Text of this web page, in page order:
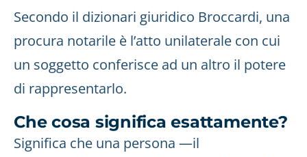
Secondo il dizionari giuridico Broccardi, una
procura notarile è l’atto unilaterale con cui
un soggetto conferisce ad un altro il potere
di rappresentarlo.
Che cosa significa esattamente?
Significa che una persona —il